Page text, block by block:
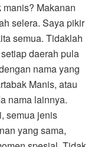
Makanan
selera. Saya pikir
semua. Tidaklah
daerah pula
nama yang
Manis, atau
nama lainnya.
semua jenis
yang sama,